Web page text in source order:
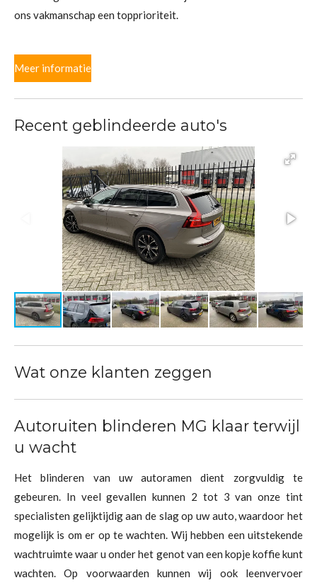
ons vakmanschap een topprioriteit.
Meer informatie
Recent geblindeerde auto's
Wat onze klanten zeggen
Autoruiten blinderen MG klaar terwijl
u wacht
Het blinderen van uw autoramen dient zorgvuldig te
gebeuren. In veel gevallen kunnen 2 tot 3 van onze tint
specialisten gelijktijdig aan de slag op uw auto, waardoor het
mogelijk is om er op te wachten. Wij hebben een uitstekende
wachtruimte waar u onder het genot van een kopje koffie kunt
wachten. Op voorwaarden kunnen wij ook leenvervoer